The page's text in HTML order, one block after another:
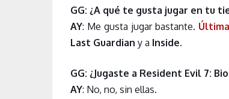
GG: ¿A qué te gusta jugar en tu
AY: Me gusta jugar bastante.
Last Guardian y a Inside.
GG: ¿Jugaste a Resident Evil 7:
AY: No, no, sin ellas.